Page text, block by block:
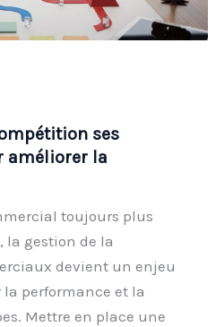
ses
améliorer la
toujours plus
la gestion de la
devient un enjeu
performance et la
Mettre en place une